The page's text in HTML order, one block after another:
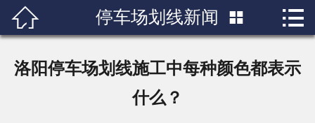
 首页
 停车场划线新闻  
洛阳停车场划线施工中每种颜色都表示
什么？